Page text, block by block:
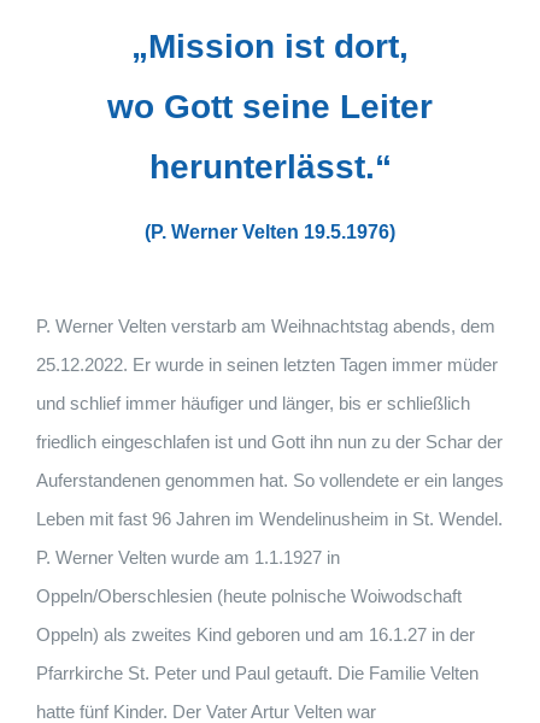
„Mission ist dort,
wo Gott seine Leiter
herunterlässt.“
(P. Werner Velten 19.5.1976)
P. Werner Velten verstarb am Weihnachtstag abends, dem
25.12.2022. Er wurde in seinen letzten Tagen immer müder
und schlief immer häufiger und länger, bis er schließlich
friedlich eingeschlafen ist und Gott ihn nun zu der Schar der
Auferstandenen genommen hat. So vollendete er ein langes
Leben mit fast 96 Jahren im Wendelinusheim in St. Wendel.
P. Werner Velten wurde am 1.1.1927 in
Oppeln/Oberschlesien (heute polnische Woiwodschaft
Oppeln) als zweites Kind geboren und am 16.1.27 in der
Pfarrkirche St. Peter und Paul getauft. Die Familie Velten
hatte fünf Kinder. Der Vater Artur Velten war